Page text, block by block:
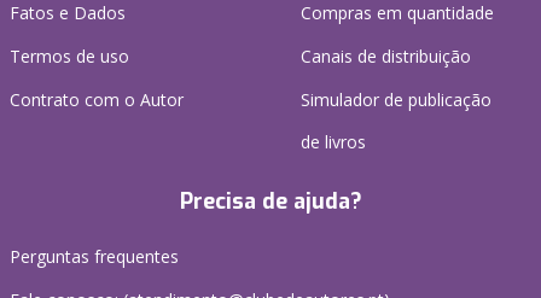
Fatos e Dados
Termos de uso
Contrato com o Autor
Compras em quantidade
Canais de distribuição
Simulador de publicação
de livros
Precisa de ajuda?
Perguntas frequentes